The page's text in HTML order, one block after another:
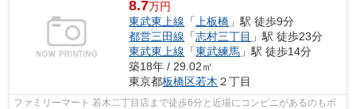
8.7万円
東武東上線 「 上板橋 」駅 徒歩9分
都営三田線 「志村三丁目 」駅 徒歩23分
東武東上線 「東武練馬 」駅 徒歩14分
築18年 / 29.02㎡
東京都板橋区若木 ２丁目
ファミリーマート 若木二丁目店まで徒歩6分と近場にコンビニがあるのもポ